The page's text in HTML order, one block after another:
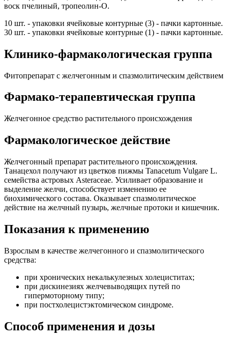
воск пчелиный, тропеолин-О.
10 шт. - упаковки ячейковые контурные (3) - пачки картонные.
30 шт. - упаковки ячейковые контурные (1) - пачки картонные.
Клинико-фармакологическая группа
Фитопрепарат с желчегонным и спазмолитическим действием
Фармако-терапевтическая группа
Желчегонное средство растительного происхождения
Фармакологическое действие
Желчегонный препарат растительного происхождения.
Танацехол получают из цветков пижмы Tanacetum Vulgare L.
семейства астровых Asteraceae. Усиливает образование и
выделение желчи, способствует изменению ее
биохимического состава. Оказывает спазмолитическое
действие на желчный пузырь, желчные протоки и кишечник.
Показания к применению
Взрослым в качестве желчегонного и спазмолитического
средства:
при хронических некалькулезных холециститах;
при дискинезиях желчевыводящих путей по
гипермоторному типу;
при постхолецистэктомическом синдроме.
Способ применения и дозы